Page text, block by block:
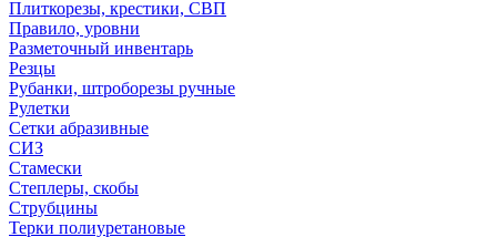
Плиткорезы, крестики, СВП
Правило, уровни
Разметочный инвентарь
Резцы
Рубанки, штроборезы ручные
Рулетки
Сетки абразивные
СИЗ
Стамески
Степлеры, скобы
Струбцины
Терки полиуретановые